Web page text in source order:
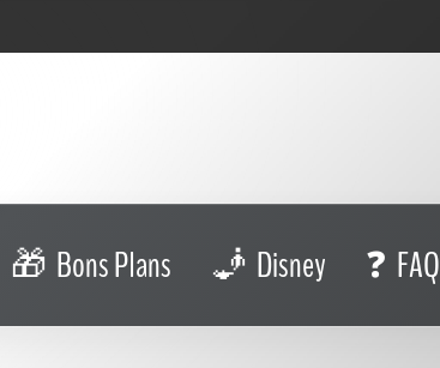
Bons Plans Disney FAQ